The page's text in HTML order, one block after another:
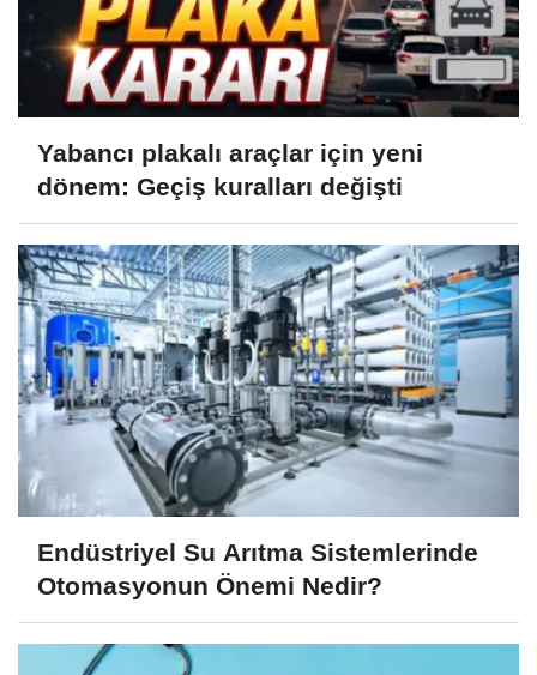
Yabancı plakalı araçlar için yeni
dönem: Geçiş kuralları değişti
Endüstriyel Su Arıtma Sistemlerinde
Otomasyonun Önemi Nedir?